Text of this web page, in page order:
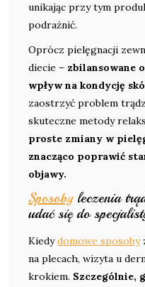
unikając przy tym
podrażnić.
Oprócz pielęgnacji
diecie – zbilansowane
wpływ na kondycję
zaostrzyć problem
skuteczne metody
proste zmiany w
znacząco poprawić
objawy.
Sposobyleczenia
udać się do
Kiedydomowe sposoby
na plecach, wizyta u
krokiem. Szczególnie,